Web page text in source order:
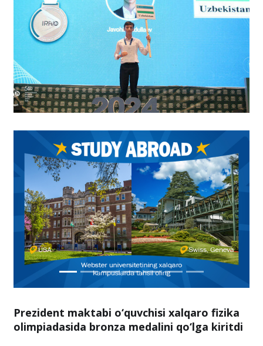
Prezident maktabi o‘quvchisi xalqaro fizika
olimpiadasida bronza medalini qo‘lga kiritdi